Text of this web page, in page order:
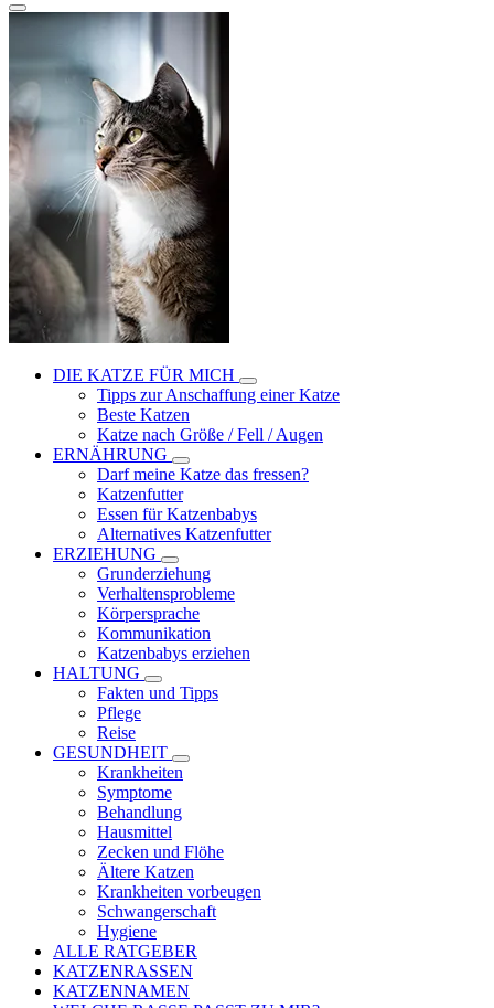
DIE KATZE FÜR MICH
Tipps zur Anschaffung einer Katze
Beste Katzen
Katze nach Größe / Fell / Augen
ERNÄHRUNG
Darf meine Katze das fressen?
Katzenfutter
Essen für Katzenbabys
Alternatives Katzenfutter
ERZIEHUNG
Grunderziehung
Verhaltensprobleme
Körpersprache
Kommunikation
Katzenbabys erziehen
HALTUNG
Fakten und Tipps
Pflege
Reise
GESUNDHEIT
Krankheiten
Symptome
Behandlung
Hausmittel
Zecken und Flöhe
Ältere Katzen
Krankheiten vorbeugen
Schwangerschaft
Hygiene
ALLE RATGEBER
KATZENRASSEN
KATZENNAMEN